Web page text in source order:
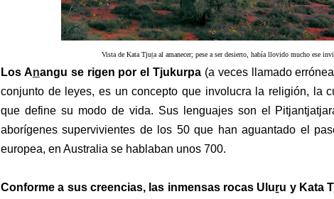
Vista de Kata Tjuṯa al amanecer; pese a ser desierto, había llovido mucho ese
Los Anangu se rigen por el Tjukurpa (a veces llamado
conjunto de leyes, es un concepto que involucra la religión, la
que define su modo de vida. Sus lenguajes son el
aborígenes supervivientes de los 50 que han aguantado el
europea, en Australia se hablaban unos 700.
Conforme a sus creencias, las inmensas rocas Uluṟu y Kata